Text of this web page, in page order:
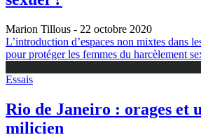
Marion Tillous - 22 octobre 2020
L’introduction d’espaces non mixtes dans
pour protéger les femmes du harcèlement
Essais
Rio de Janeiro : orages et
milicien